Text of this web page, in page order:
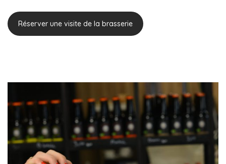
Réserver une visite de la brasserie